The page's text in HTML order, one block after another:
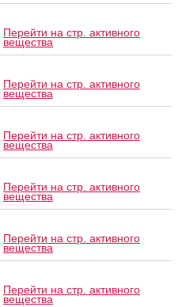
Перейти на стр. активного
вещества
Перейти на стр. активного
вещества
Перейти на стр. активного
вещества
Перейти на стр. активного
вещества
Перейти на стр. активного
вещества
Перейти на стр. активного
вещества